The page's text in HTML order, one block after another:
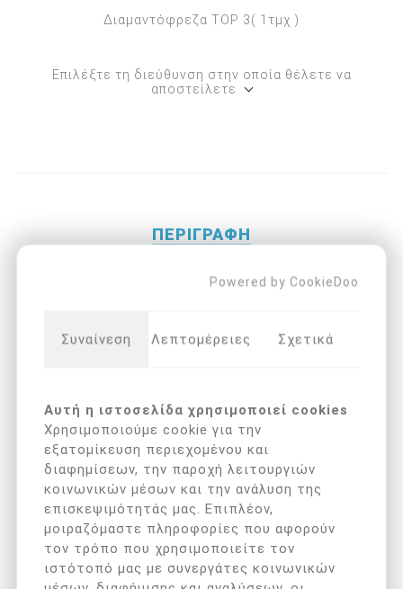
Διαμαντόφρεζα TOP 3( 1τμχ )
Επιλέξτε τη διεύθυνση στην οποία θέλετε να
αποστείλετε
ΠΕΡΙΓΡΑΦΉ
Διαμαντόφρεζα 1mm
ΟΙ ΠΕΛΆΤΕΣ ΠΟΥ ΑΓΌΡΑΣΑΝ ΑΥΤΌ
ΤΟ ΠΡΟΪΌΝ ΑΓΌΡΑΣΑΝ ΕΠΊΣΗΣ
Powered by CookieDoo
Συναίνεση Λεπτομέρειες Σχετικά
Αυτή η ιστοσελίδα χρησιμοποιεί cookies
Χρησιμοποιούμε cookie για την
εξατομίκευση περιεχομένου και
διαφημίσεων, την παροχή λειτουργιών
κοινωνικών μέσων και την ανάλυση της
επισκεψιμότητάς μας. Επιπλέον,
μοιραζόμαστε πληροφορίες που αφορούν
τον τρόπο που χρησιμοποιείτε τον
ιστότοπό μας με συνεργάτες κοινωνικών